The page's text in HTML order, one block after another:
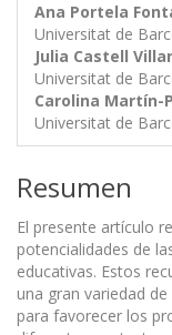
Ana Portela
Universitat de
Julia Castell
Universitat de
Carolina Martín-
Universitat de
Resumen
El presente artículo
potencialidades de
educativas. Estos
una gran variedad
para favorecer los